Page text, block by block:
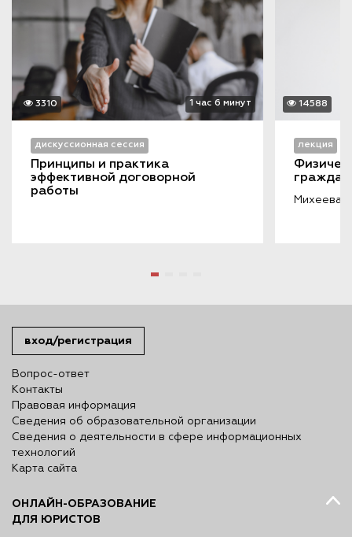
3310 1 час 6 минут
дискуссионная сессия
Принципы и практика
эффективной договорной
работы
14588
лекция
Михеева
вход/регистрация
Вопрос-ответ
Контакты
Правовая информация
Сведения об образовательной организации
Сведения о деятельности в сфере информационных
технологий
Карта сайта
ОНЛАЙН-ОБРАЗОВАНИЕ
ДЛЯ ЮРИСТОВ